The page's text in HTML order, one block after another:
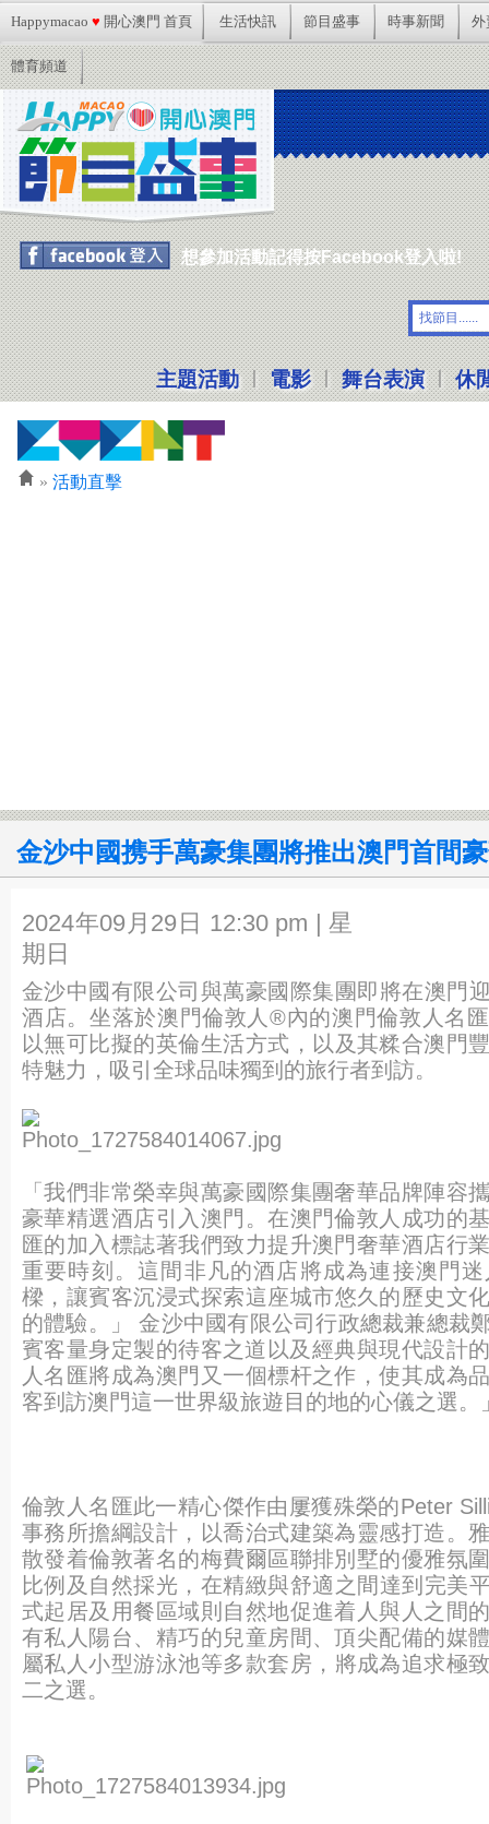
Happymacao ♥ 開心澳門 首頁 生活快訊 節目盛事 時事新聞 外
體育頻道
想參加活動記得按Facebook登入啦!
主題活動 | 電影 | 舞台表演 | 休
» 活動直擊
金沙中國携手萬豪集團將推出澳門首間
2024年09月29日 12:30 pm | 星
期日
金沙中國有限公司與萬豪國際集團即將在澳門
酒店。坐落於澳門倫敦人®內的澳門倫敦人名
以無可比擬的英倫生活方式，以及其糅合澳門
特魅力， 吸引全球品味獨到的旅行者到訪。
「我們非常榮幸與萬豪國際集團奢華品牌陣容
豪華精選酒店引入澳門。在澳門倫敦人成功的
匯的加入標誌著我們致力提升澳門奢華酒店行
重要時刻。 這間非凡的酒店將成為連接澳門
樑， 讓賓客沉浸式探索這座城市悠久的歷史文
的體驗。
」 金沙中國有限公司行政總裁兼總裁
賓客量身定製的待客之道以及經典與現代設計
人名匯將成為澳門又一個標杆之作，使其成為
客到訪澳門這一世界級旅遊目的地的心儀之選。
倫敦人名匯此一精心傑作由屢獲殊榮的Peter
事務所擔綱設計，以喬治式建築為靈感打造。
散發着倫敦著名的梅費爾區聯排別墅的優雅氛
比例及自然採光，在精緻與舒適之間達到完美
式起居及用餐區域則自然地促進着人與人之間
有私人陽台、精巧的兒童房間、頂尖配備的媒
屬私人小型游泳池等多款套房， 將成為追求極
二之選。